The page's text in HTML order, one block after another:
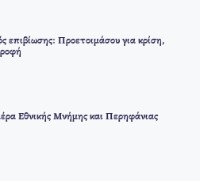
επιβίωσης: Προετοιμάσου για κρίση,
Εθνικής Μνήμης και Περηφάνιας